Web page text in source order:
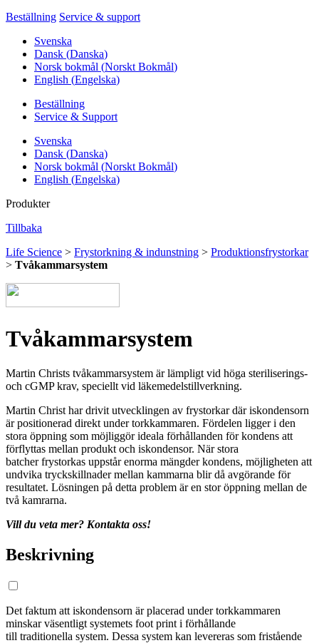
Beställning Service & support
Svenska
Dansk (Danska)
Norsk bokmål (Norskt Bokmål)
English (Engelska)
Beställning
Service & Support
Svenska
Dansk (Danska)
Norsk bokmål (Norskt Bokmål)
English (Engelska)
Produkter
Tillbaka
Life Science > Frystorkning & indunstning > Produktionsfrystorkar
> Tvåkammarsystem
Tvåkammarsystem
Martin Christs tvåkammarsystem är lämpligt vid höga steriliserings-
och cGMP krav, speciellt vid läkemedelstillverkning.
Martin Christ har drivit utvecklingen av frystorkar där iskondensorn
är positionerad direkt under torkkammaren. Fördelen ligger i den
stora öppning som möjliggör ideala förhållanden för kondens att
förflyttas mellan produkt och iskondensor. När stora
batcher frystorkas uppstår enorma mängder kondens, möjligheten att
undvika tryckskillnader mellan kammarna blir då avgörande för
resultatet. Lösningen på detta problem är en stor öppning mellan de
två kamrarna.
Vill du veta mer? Kontakta oss!
Beskrivning
Det faktum att iskondensorn är placerad under torkkammaren
minskar väsentligt systemets foot print i förhållande
till traditionella system. Dessa system kan levereras som fristående